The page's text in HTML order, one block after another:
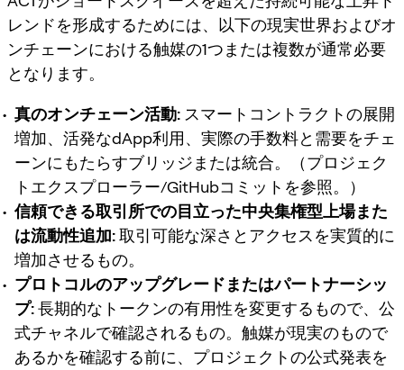
レンドを形成するためには、以下の現実世界およびオ
ンチェーンにおける触媒の1つまたは複数が通常必要
となります。
真のオンチェーン活動: スマートコントラクトの展開
増加、活発なdApp利用、実際の手数料と需要をチェ
ーンにもたらすブリッジまたは統合。（プロジェク
トエクスプローラー/GitHubコミットを参照。）
信頼できる取引所での目立った中央集権型上場また
は流動性追加:取引可能な深さとアクセスを実質的に
増加させるもの。
プロトコルのアップグレードまたはパートナーシッ
プ:長期的なトークンの有用性を変更するもので、公
式チャネルで確認されるもの。触媒が現実のもので
あるかを確認する前に、プロジェクトの公式発表を